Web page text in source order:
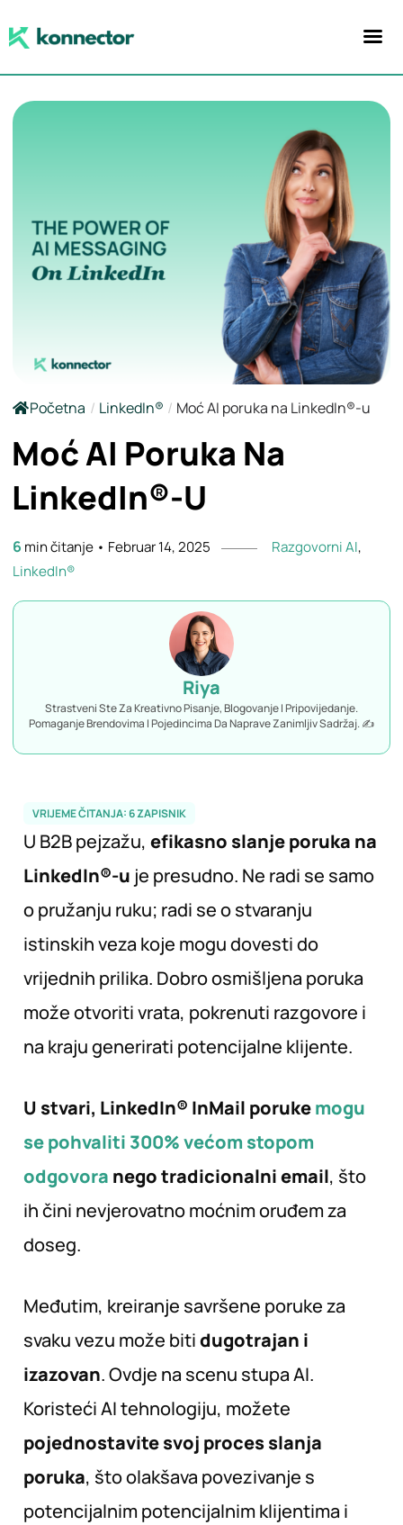
Početna / LinkedIn® / Moć AI poruka na LinkedIn®-u
Moć AI Poruka Na
LinkedIn®-U
6 min čitanje • Februar 14, 2025 Razgovorni AI,
LinkedIn®
Riya
Strastveni Ste Za Kreativno Pisanje, Blogovanje I Pripovijedanje.
Pomaganje Brendovima I Pojedincima Da Naprave Zanimljiv Sadržaj. ✍️
VRIJEME ČITANJA:6ZAPISNIK
U B2B pejzažu, efikasno slanje poruka na
LinkedIn®-u je presudno. Ne radi se samo
o pružanju ruku; radi se o stvaranju
istinskih veza koje mogu dovesti do
vrijednih prilika. Dobro osmišljena poruka
može otvoriti vrata, pokrenuti razgovore i
na kraju generirati potencijalne klijente.
U stvari, LinkedIn® InMail porukemogu
se pohvaliti 300% većom stopom
odgovora nego tradicionalni email, što
ih čini nevjerovatno moćnim oruđem za
doseg.
Međutim, kreiranje savršene poruke za
svaku vezu može bitidugotrajan i
izazovan. Ovdje na scenu stupa AI.
Koristeći AI tehnologiju, možete
pojednostavite svoj proces slanja
poruka, što olakšava povezivanje s
potencijalnim potencijalnim klijentima i